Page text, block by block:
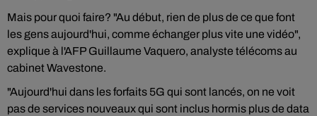
Mais pour quoi faire? "Au début, rien de plus de ce que font
les gens aujourd'hui, comme échanger plus vite une vidéo",
explique à l'AFP Guillaume Vaquero, analyste télécoms au
cabinet Wavestone.
"Aujourd'hui dans les forfaits 5G qui sont lancés, on ne voit
pas de services nouveaux qui sont inclus hormis plus de data